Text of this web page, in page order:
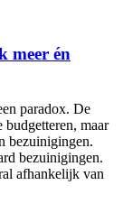
meer én
paradox. De
maar
bezuinigingen.
bezuinigingen.
afhankelijk van